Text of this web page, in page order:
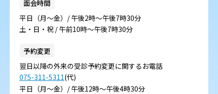
面会時間
平日（月～金）/ 午後2時～午後7時30分
土・日・祝 / 午前10時～午後7時30分
予約変更
翌日以降の外来の受診予約変更に関するお電話
075-311-5311(代)
平日（月～金）/ 午後12時～午後4時30分